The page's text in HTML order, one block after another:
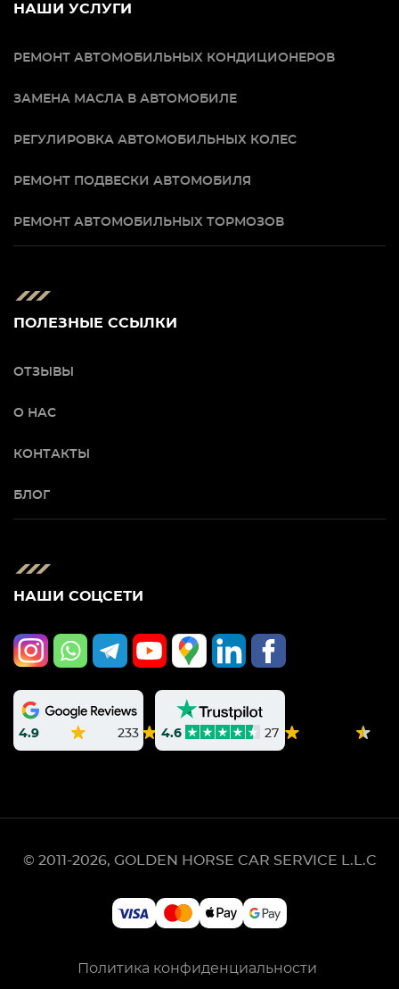
НАШИ УСЛУГИ
РЕМОНТ АВТОМОБИЛЬНЫХ КОНДИЦИОНЕРОВ
ЗАМЕНА МАСЛА В АВТОМОБИЛЕ
РЕГУЛИРОВКА АВТОМОБИЛЬНЫХ КОЛЕС
РЕМОНТ ПОДВЕСКИ АВТОМОБИЛЯ
РЕМОНТ АВТОМОБИЛЬНЫХ ТОРМОЗОВ
ПОЛЕЗНЫЕ ССЫЛКИ
ОТЗЫВЫ
О НАС
КОНТАКТЫ
БЛОГ
НАШИ СОЦСЕТИ
4.9 233 4.6 27
© 2011-2026, GOLDEN HORSE CAR SERVICE L.L.C
Политика конфиденциальности